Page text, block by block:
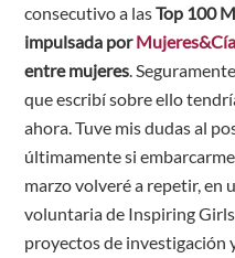
consecutivo a lasTop 100
impulsada por
entre mujeres.
que escribí sobre ello
ahora. Tuve mis dudas al
últimamente si
marzo volveré a repetir,
voluntaria de Inspiring
proyectos de investigación